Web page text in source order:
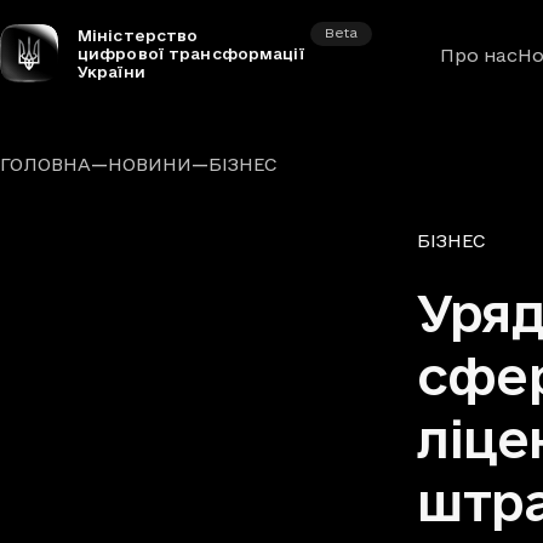
Міністерство
цифрової трансформації
України
Beta
Про нас
ГОЛОВНА—НОВИНИ—БІЗНЕС
Рубрики
БІЗНЕС